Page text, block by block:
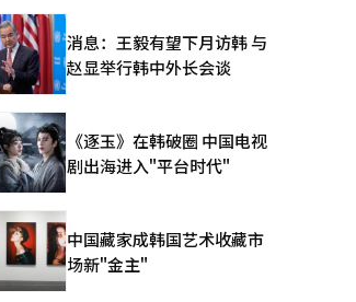
消息：王毅有望下月访韩 与
赵显举行韩中外长会谈
《逐玉》在韩破圈 中国电视
剧出海进入"平台时代"
中国藏家成韩国艺术收藏市
场新"金主"